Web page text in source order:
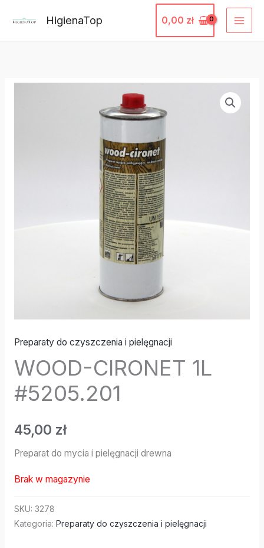
treści
HigienaTop 0,00 zł
Preparaty do czyszczenia i pielęgnacji
WOOD-CIRONET 1L
#5205.201
45,00 zł
Preparat do mycia i pielęgnacji drewna
Brak w magazynie
SKU: 3278
Kategoria: Preparaty do czyszczenia i pielęgnacji